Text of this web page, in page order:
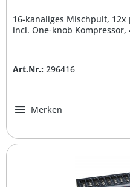
16-kanaliges Mischpult,
incl. One-knob
Art.Nr.: 296416
Merken